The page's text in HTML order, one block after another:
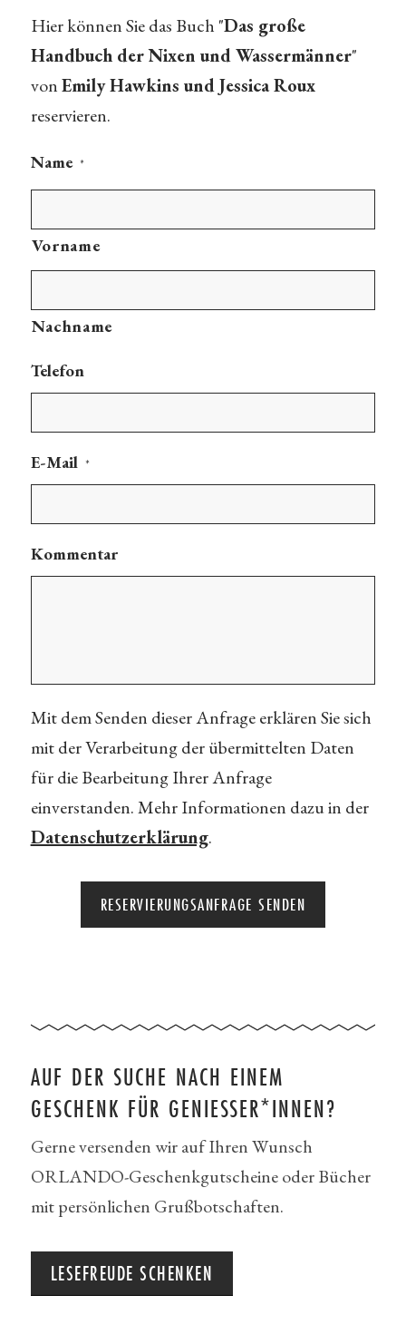
Hier können Sie das Buch "Das große
Handbuch der Nixen und Wassermänner"
vonEmily Hawkins und Jessica Roux
reservieren.
Name *
Vorname
Nachname
Telefon
E-Mail *
Kommentar
Mit dem Senden dieser Anfrage erklären Sie sich
mit der Verarbeitung der übermittelten Daten
für die Bearbeitung Ihrer Anfrage
einverstanden. Mehr Informationen dazu in der
Datenschutzerklärung.
AUF DER SUCHE NACH EINEM
GESCHENK FÜR GENIESSER*INNEN?
Gerne versenden wir auf Ihren Wunsch
ORLANDO-Geschenkgutscheine oder Bücher
mit persönlichen Grußbotschaften.
LESEFREUDE SCHENKEN